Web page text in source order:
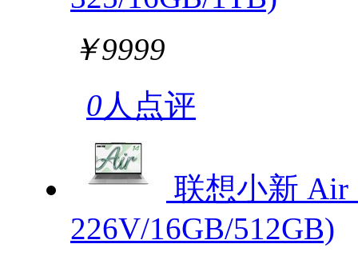
￥9999
0人点评
联想小新 Air
226V/16GB/512GB)